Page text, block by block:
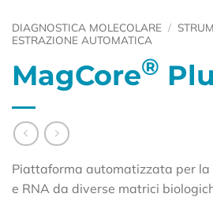
DIAGNOSTICA MOLECOLARE /
ESTRAZIONE AUTOMATICA
MagCore®
Piattaforma automatizzata per la
e RNA da diverse matrici